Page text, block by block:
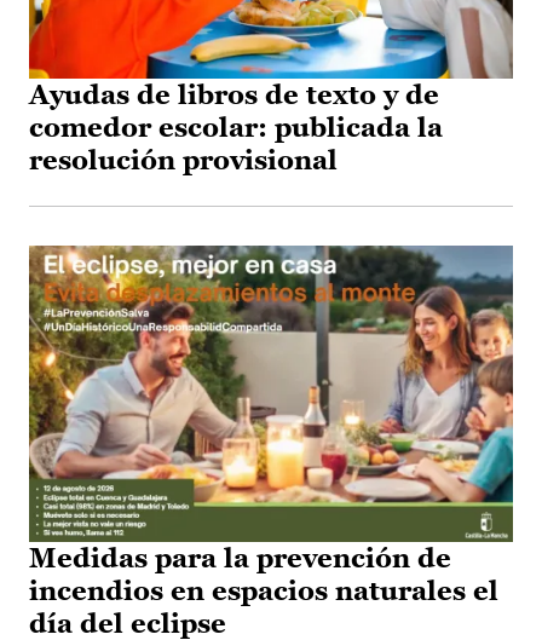
Ayudas de libros de texto y de
comedor escolar: publicada la
resolución provisional
Medidas para la prevención de
incendios en espacios naturales el
día del eclipse